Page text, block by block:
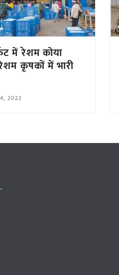
में रेशम कोया
कृषकों में भारी
2022